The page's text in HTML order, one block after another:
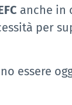
anche in
per
essere